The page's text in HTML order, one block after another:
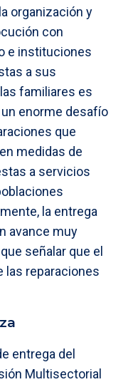
organización y
con
e instituciones
a sus
familiares es
enorme desafío
que
medidas de
a servicios
la entrega
avance muy
señalar que el
las reparaciones
entrega del
Multisectorial